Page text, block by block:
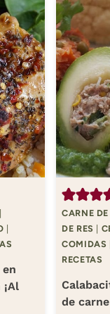
CARNE
DE RES
COMIDAS
RECETAS
de